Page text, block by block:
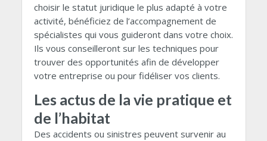
choisir le statut juridique le plus adapté à votre
activité, bénéficiez de l’accompagnement de
spécialistes qui vous guideront dans votre choix.
Ils vous conseilleront sur les techniques pour
trouver des opportunités afin de développer
votre entreprise ou pour fidéliser vos clients.
Les actus de la vie pratique et
de l’habitat
Des accidents ou sinistres peuvent survenir au